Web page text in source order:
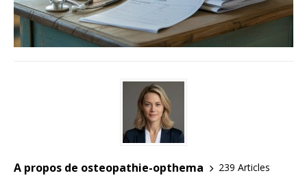
A propos de osteopathie-opthema
239 Articles